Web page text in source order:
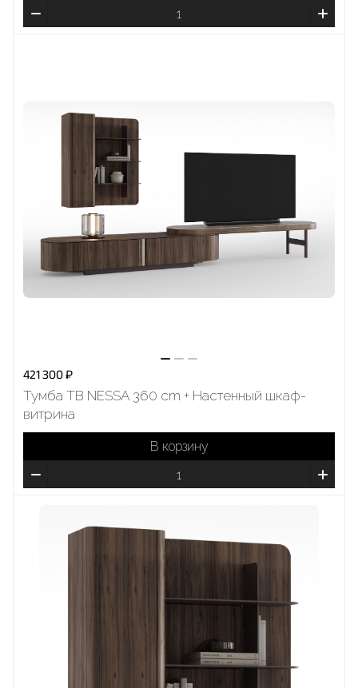
421 300 ₽
Тумба ТВ NESSA 360 cm + Настенный шкаф-
витринa
В корзину